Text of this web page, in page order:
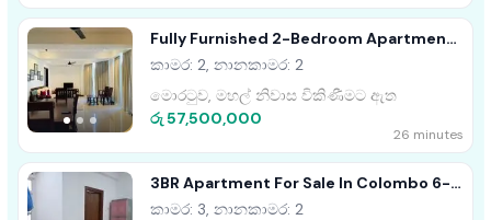
Fully Furnished 2-Bedroom Apartment
For Sale In Nilaveli
කාමර: 2, නානකාමර: 2
මොරටුව, මහල් නිවාස විකිණීමට ඇත
රු 57,500,000
26 minutes
3BR Apartment For Sale In Colombo 6-
PDA319
කාමර: 3, නානකාමර: 2